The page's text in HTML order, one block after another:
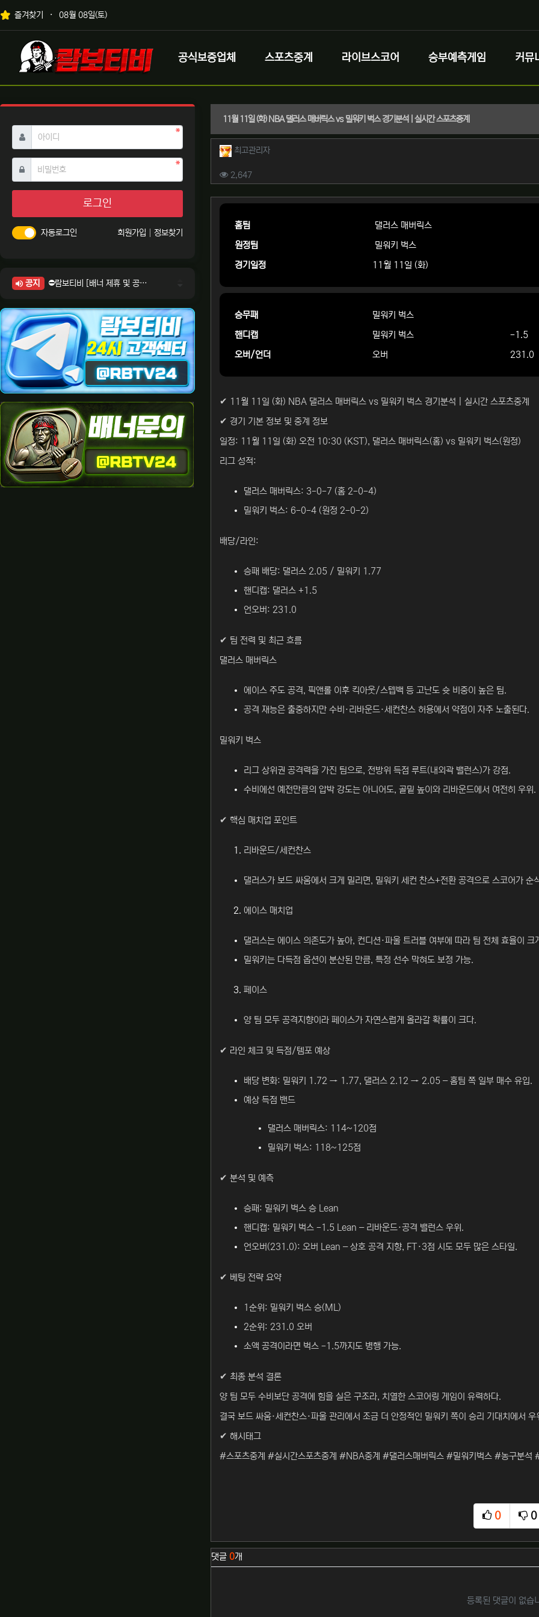
상단 네비
즐겨찾기 08월 08일(토)
메인 메뉴
로고
공식보증업체 스포츠중계 라이브스코어 승부예측게임 커뮤
11월 11일 (화) NBA 댈러스 매버릭스 vs 밀워키 벅스 경기분석 | 실시간 스포츠중계
작성자 정보
최고관리자작성
컨텐츠 정보
2,647조회
본문
홈팀
댈러스 매버릭스
원정팀
밀워키 벅스
경기일정
11월 11일 (화)
승무패 밀워키 벅스
핸디캡
밀워키 벅스 -1.5
오버/언더
오버 231.0
✔ 11월 11일 (화) NBA 댈러스 매버릭스 vs 밀워키 벅스 경기분석 | 실시간 스포츠중계
✔ 경기 기본 정보 및 중계 정보
일정: 11월 11일 (화) 오전 10:30 (KST), 댈러스 매버릭스(홈) vs 밀워키 벅스(원정)
리그 성적:
댈러스 매버릭스: 3-0-7 (홈 2-0-4)
밀워키 벅스: 6-0-4 (원정 2-0-2)
배당/라인:
승패 배당: 댈러스 2.05 / 밀워키 1.77
핸디캡: 댈러스 +1.5
언오버: 231.0
✔ 팀 전력 및 최근 흐름
댈러스 매버릭스
에이스 주도 공격, 픽앤롤 이후 킥아웃/스텝백 등 고난도 슛 비중이 높은 팀.
공격 재능은 출중하지만 수비·리바운드·세컨찬스 허용에서 약점이 자주 노출된다.
밀워키 벅스
리그 상위권 공격력을 가진 팀으로, 전방위 득점 루트(내외곽 밸런스)가 강점.
수비에선 예전만큼의 압박 강도는 아니어도, 골밑 높이와 리바운드에서 여전히 우위.
✔ 핵심 매치업 포인트
리바운드/세컨찬스
댈러스가 보드 싸움에서 크게 밀리면, 밀워키 세컨 찬스+전환 공격으로 스코어가 순
에이스 매치업
댈러스는 에이스 의존도가 높아, 컨디션·파울 트러블 여부에 따라 팀 전체 효율이 크
밀워키는 다득점 옵션이 분산된 만큼, 특정 선수 막혀도 보정 가능.
페이스
양 팀 모두 공격지향이라 페이스가 자연스럽게 올라갈 확률이 크다.
✔ 라인 체크 및 득점/템포 예상
배당 변화: 밀워키 1.72 → 1.77, 댈러스 2.12 → 2.05 – 홈팀 쪽 일부 매수 유입.
예상 득점 밴드
댈러스 매버릭스: 114~120점
밀워키 벅스: 118~125점
✔ 분석 및 예측
승패: 밀워키 벅스 승 Lean
핸디캡: 밀워키 벅스 -1.5 Lean – 리바운드·공격 밸런스 우위.
언오버(231.0): 오버 Lean – 상호 공격 지향, FT·3점 시도 모두 많은 스타일.
✔ 베팅 전략 요약
1순위: 밀워키 벅스 승(ML)
2순위: 231.0 오버
소액 공격이라면 벅스 -1.5까지도 병행 가능.
✔ 최종 분석 결론
양 팀 모두 수비보단 공격에 힘을 실은 구조라, 치열한 스코어링 게임이 유력하다.
결국 보드 싸움·세컨찬스·파울 관리에서 조금 더 안정적인 밀워키 쪽이 승리 기대치에서 우
✔ 해시태그
#스포츠중계 #실시간스포츠중계 #NBA중계 #댈러스매버릭스 #밀워키벅스 #농구분석
0
추천
0
비
관련자료
댓글 0개
등록된 댓글이 없습
아이디 필수
비밀번호필수
로그인
자동로그인 회원가입 정보찾기
공지
⛔람보티비 [배너 제휴 및 공식 입점 문의 안내]
⛔람보티비 [정회원 등급UP! 안내사항]
⛔람보티비 [채팅방 이용시 주의사항]
⛔람보티비 [공식보증업체 안내]